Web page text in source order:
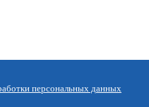
персональных данных